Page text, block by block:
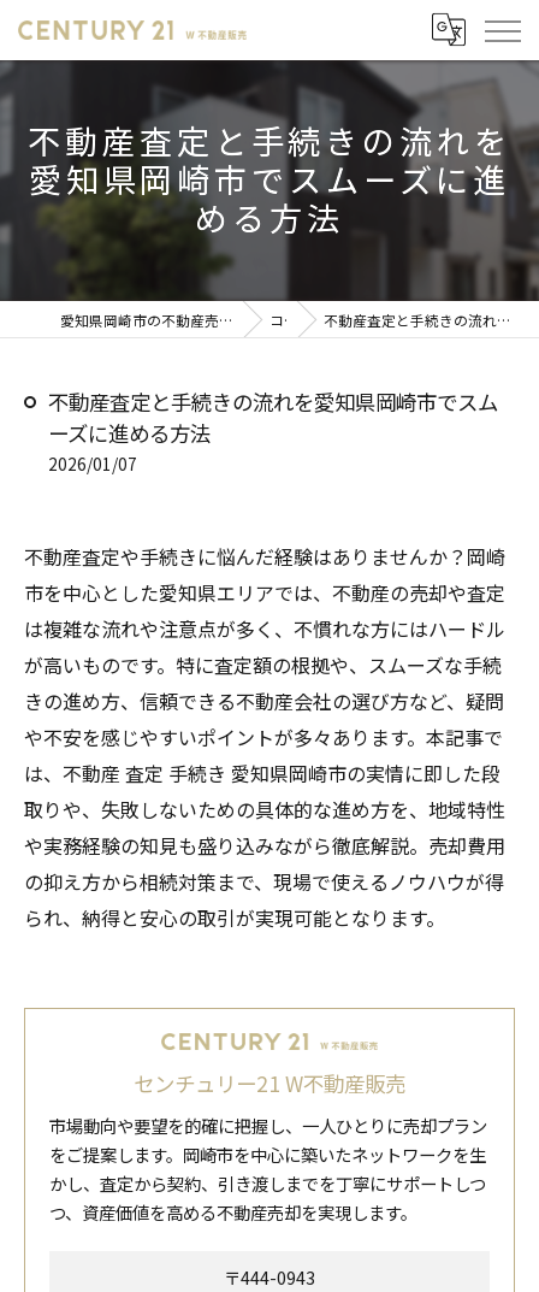
不動産査定と手続きの流れを
愛知県岡崎市でスムーズに進
める方法
愛知県岡崎市の不動産売却ならセンチュリー21 W不動産販売 コラム 不動産査定と手続きの流れを愛知県岡崎市でスムーズに進める方法
不動産査定と手続きの流れを愛知県岡崎市でスム
ーズに進める方法
2026/01/07
不動産査定や手続きに悩んだ経験はありませんか？岡崎
市を中心とした愛知県エリアでは、不動産の売却や査定
は複雑な流れや注意点が多く、不慣れな方にはハードル
が高いものです。特に査定額の根拠や、スムーズな手続
きの進め方、信頼できる不動産会社の選び方など、疑問
や不安を感じやすいポイントが多々あります。本記事で
は、不動産 査定 手続き 愛知県岡崎市の実情に即した段
取りや、失敗しないための具体的な進め方を、地域特性
や実務経験の知見も盛り込みながら徹底解説。売却費用
の抑え方から相続対策まで、現場で使えるノウハウが得
られ、納得と安心の取引が実現可能となります。
センチュリー21 W不動産販売
市場動向や要望を的確に把握し、一人ひとりに売却プラン
をご提案します。岡崎市を中心に築いたネットワークを生
かし、査定から契約、引き渡しまでを丁寧にサポートしつ
つ、資産価値を高める不動産売却を実現します。
〒444-0943